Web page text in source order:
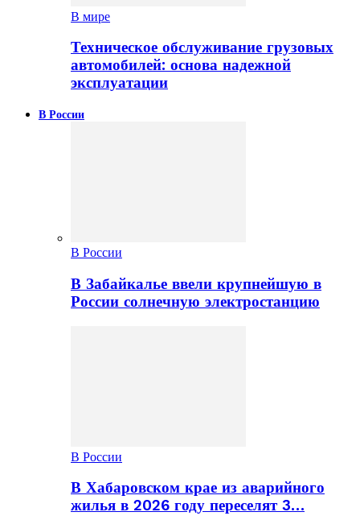
В мире
Техническое обслуживание грузовых
автомобилей: основа надежной
эксплуатации
В России
В России
В Забайкалье ввели крупнейшую в
России солнечную электростанцию
В России
В Хабаровском крае из аварийного
жилья в 2026 году переселят 3…